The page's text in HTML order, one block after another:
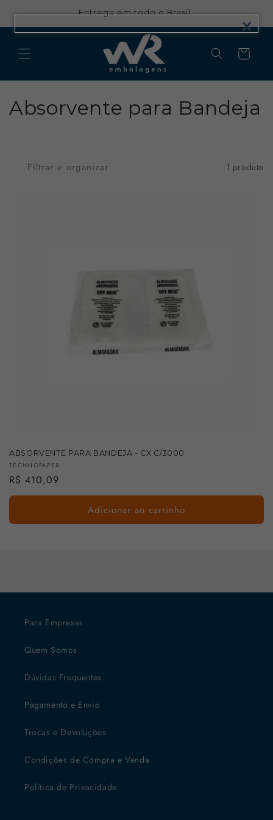
para o
conteúdo
Entrega em todo o Brasil
Carrinho
C
Absorvente para Bandeja
Filtrar e organizar 1 produto
ABSORVENTE PARA BANDEJA - CX C/3000
Fornecedor:
TECHNOPAPER
Preço
normal
R$ 410,09
Adicionar ao carrinho
Para Empresas
Quem Somos
Dúvidas Frequentes
Pagamento e Envio
Trocas e Devoluções
Condições de Compra e Venda
Política de Privacidade